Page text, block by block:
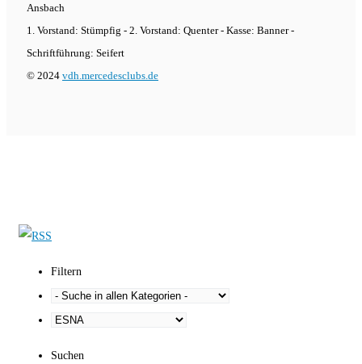
Ansbach
1. Vorstand: Stümpfig - 2. Vorstand: Quenter - Kasse: Banner -
Schriftführung: Seifert
© 2024 vdh.mercedesclubs.de
Filtern
Suchen